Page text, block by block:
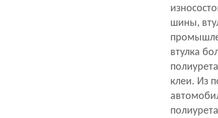
шины,
втулка
клеи. Из